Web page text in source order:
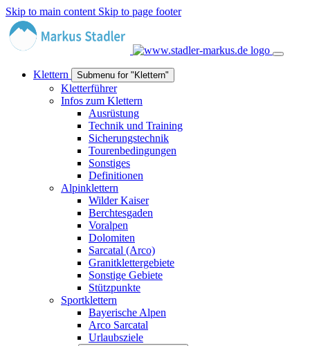
Skip to main content Skip to page footer
Klettern Submenu for "Klettern"
Kletterführer
Infos zum Klettern
Ausrüstung
Technik und Training
Sicherungstechnik
Tourenbedingungen
Sonstiges
Definitionen
Alpinklettern
Wilder Kaiser
Berchtesgaden
Voralpen
Dolomiten
Sarcatal (Arco)
Granitklettergebiete
Sonstige Gebiete
Stützpunkte
Sportklettern
Bayerische Alpen
Arco Sarcatal
Urlaubsziele